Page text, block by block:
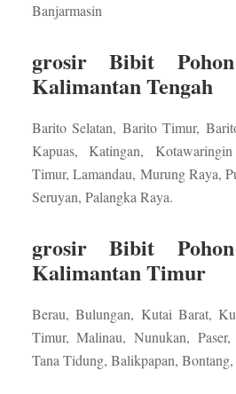
Banjarmasin
grosir Bibit
Kalimantan Tengah
Barito Selatan, Barito Timur,
Kapuas, Katingan,
Timur, Lamandau, Murung Raya,
Seruyan, Palangka Raya.
grosir Bibit
Kalimantan Timur
Berau, Bulungan, Kutai Barat,
Timur, Malinau, Nunukan, Paser,
Tana Tidung, Balikpapan,